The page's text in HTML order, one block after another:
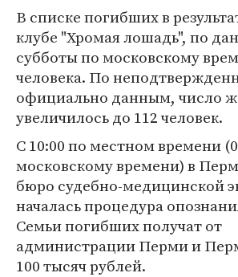
В списке погибших в
клубе "Хромая лошадь", по
субботы по московскому
человека. По
официально данным, число
увеличилось до 112 человек.
С 10:00 по местном времени
московскому времени) в
бюро судебно-медицинской
началась процедура
Семьи погибших получат от
администрации Перми и
100 тысяч рублей.